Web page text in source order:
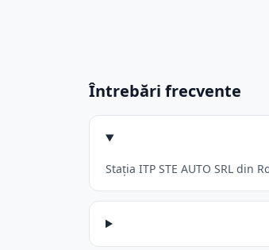
Întrebări frecvente
Stația ITP STE AUTO SRL